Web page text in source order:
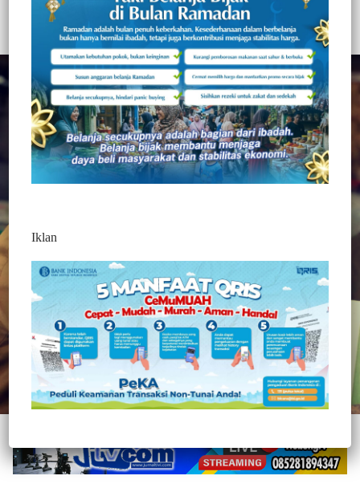
Redaktur 3
2 Min Baca
Jumat, 5 September 2025
640
Iklan